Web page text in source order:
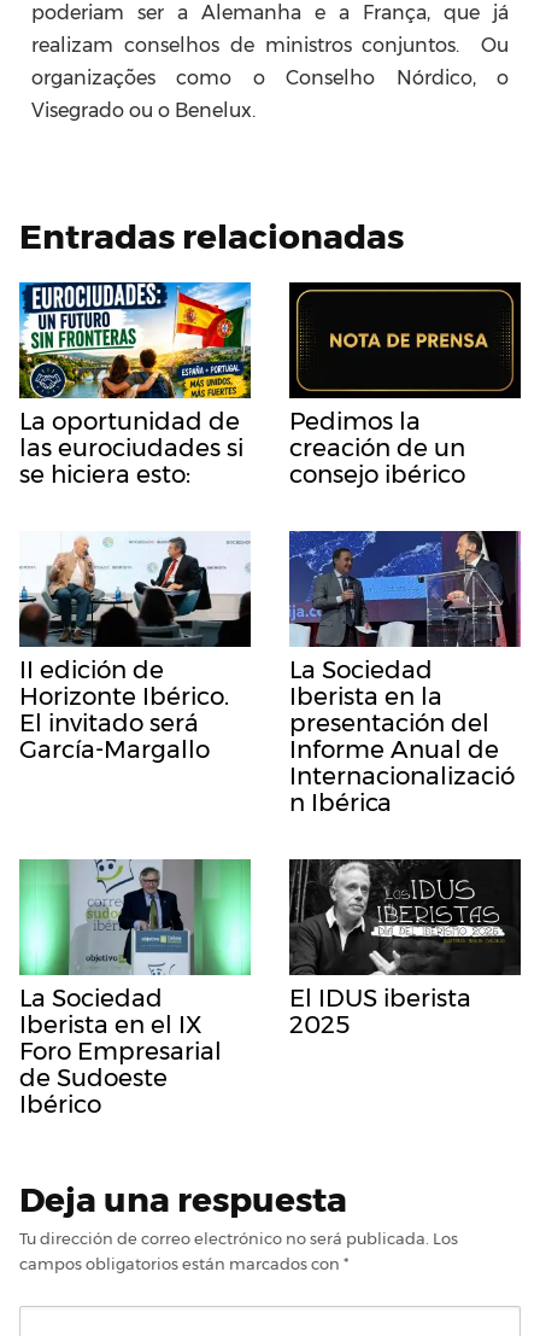
poderiam ser a Alemanha e a França, que já
realizam conselhos de ministros conjuntos. Ou
organizações como o Conselho Nórdico, o
Visegrado ou o Benelux.
Entradas relacionadas
La oportunidad de
las eurociudades si
se hiciera esto:
Pedimos la
creación de un
consejo ibérico
II edición de
Horizonte Ibérico.
El invitado será
García-Margallo
La Sociedad
Iberista en la
presentación del
Informe Anual de
Internacionalizació
n Ibérica
La Sociedad
Iberista en el IX
Foro Empresarial
de Sudoeste
Ibérico
El IDUS iberista
2025
Deja una respuesta
Tu dirección de correo electrónico no será publicada. Los
campos obligatorios están marcados con *